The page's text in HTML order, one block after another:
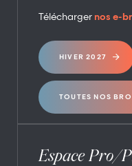
Télécharger nos e-
HIVER 2027
TOUTES NOS
Espace Pro/